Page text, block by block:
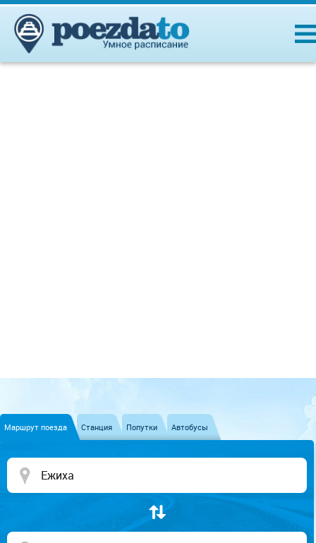
Маршрут поезда Станция Попутки Автобусы